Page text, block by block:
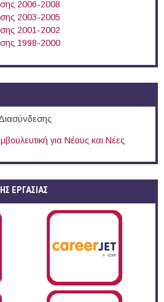
2006-2008
2003-2005
2001-2002
1998-2000
για Νέους και Νέες
ΕΡΓΑΣΙΑΣ